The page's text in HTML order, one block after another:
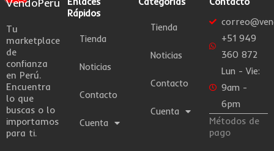
Tu
marketplace
de
confianza
en Perú.
Encuentra
lo que
buscas o lo
importamos
para ti.
Rápidos
Tienda
Noticias
Contacto
Cuenta
Tienda
Noticias
Contacto
Cuenta
+51 949
360 872
Lun - Vie:
9am -
6pm
Métodos de
pago